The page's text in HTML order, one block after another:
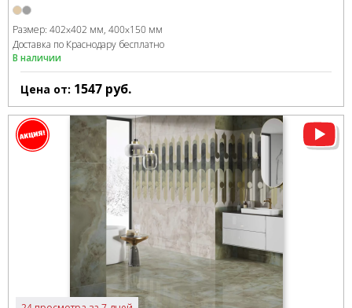
Размер: 402x402 мм 400x150 мм
Доставка по Краснодару бесплатно
В наличии
Цена от: 1547 руб.